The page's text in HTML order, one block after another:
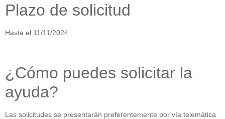
Plazo de solicitud
Hasta el 11/11/2024
¿Cómo puedes solicitar la
ayuda?
Las solicitudes se presentarán preferentemente por vía telemática